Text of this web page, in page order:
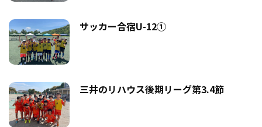
サッカー合宿U-12①
三井のリハウス後期リーグ第3.4節